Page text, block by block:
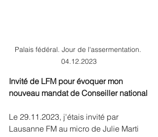
Palais fédéral. Jour de l'assermentation.
04.12.2023
Invité de LFM pour évoquer mon
nouveau mandat de Conseiller national
Le 29.11.2023, j'étais invité par
Lausanne FM au micro de Julie Marti